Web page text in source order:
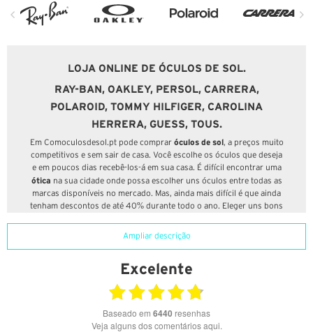
LOJA ONLINE DE ÓCULOS DE SOL.
RAY-BAN, OAKLEY, PERSOL, CARRERA,
POLAROID, TOMMY HILFIGER, CAROLINA
HERRERA, GUESS, TOUS.
Em Comoculosdesol.pt pode comprar óculos de sol, a preços muito
competitivos e sem sair de casa. Você escolhe os óculos que deseja
e em poucos dias recebê-los-á em sua casa. É difícil encontrar uma
ótica na sua cidade onde possa escolher uns óculos entre todas as
marcas disponíveis no mercado. Mas, ainda mais difícil é que ainda
tenham descontos de até 40% durante todo o ano. Eleger uns bons
ajudamos-lhe a escolher a lente que mais se adapta a si sem deixar
melhores preços; ao mesmo tempo que poderá ter aconselhamento
trabalham na nossa loja física.
Em Comoculosdesol.pt temos uma vasta gama de marcas e ofertas
que não o deixará indiferente.
Ampliar descrição
Excelente
Baseado em 6440 resenhas
Veja alguns dos comentários aqui.